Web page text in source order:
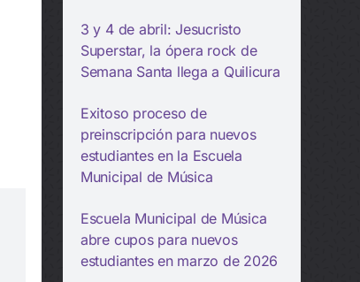
3 y 4 de abril: Jesucristo
Superstar, la ópera rock de
Semana Santa llega a Quilicura
Exitoso proceso de
preinscripción para nuevos
estudiantes en la Escuela
Municipal de Música
Escuela Municipal de Música
abre cupos para nuevos
estudiantes en marzo de 2026